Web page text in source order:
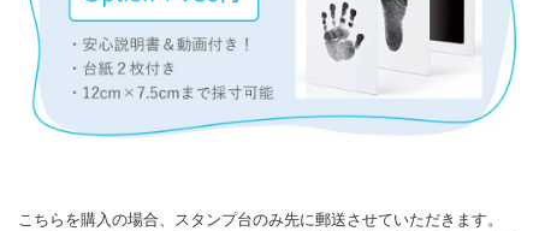
こちらを購入の場合、スタンプ台のみ先に郵送させていただきます。